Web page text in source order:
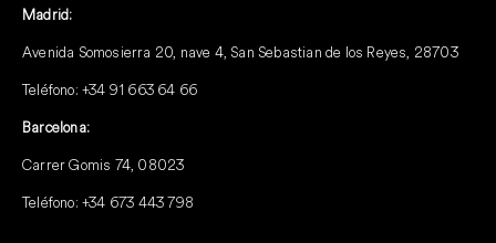
Madrid:
Avenida Somosierra 20, nave 4, San Sebastian de los Reyes, 28703
Teléfono:+34 91 663 64 66
Barcelona:
Carrer Gomis 74, 08023
Teléfono:+34 673 443 798